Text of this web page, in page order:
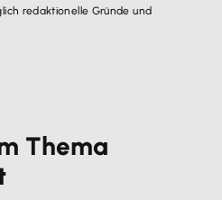
redaktionelle Gründe und
Thema